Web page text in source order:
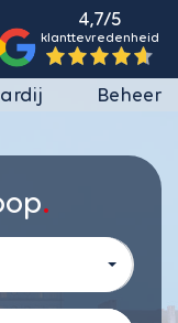
4,7/5
klanttevredenheid
Beheer